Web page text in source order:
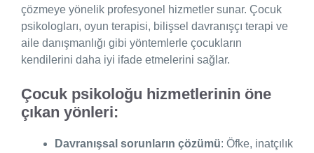
çözmeye yönelik profesyonel hizmetler sunar. Çocuk
psikologları, oyun terapisi, bilişsel davranışçı terapi ve
aile danışmanlığı gibi yöntemlerle çocukların
kendilerini daha iyi ifade etmelerini sağlar.
Çocuk psikoloğu hizmetlerinin öne
çıkan yönleri:
Davranışsal sorunların çözümü: Öfke, inatçılık